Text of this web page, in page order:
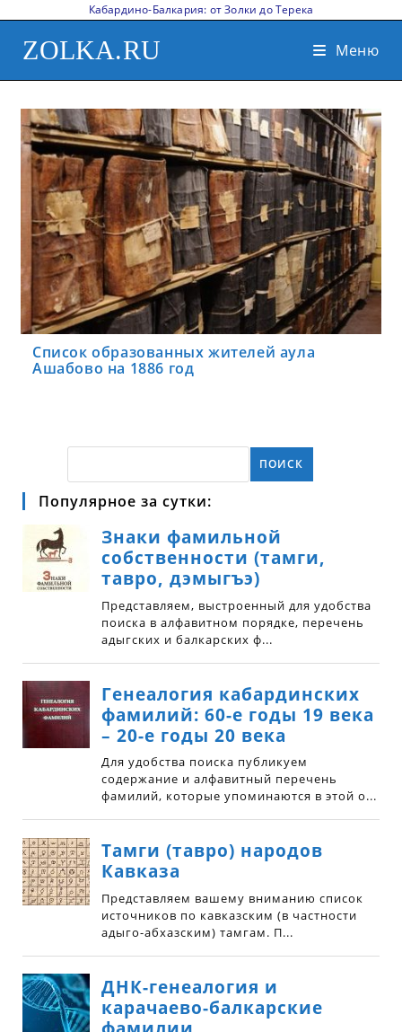
Кабардино-Балкария: от Золки до Терека
ZOLKA.RU Меню
Список образованных жителей аула
Ашабово на 1886 год
ПОИСК
Популярное за сутки: